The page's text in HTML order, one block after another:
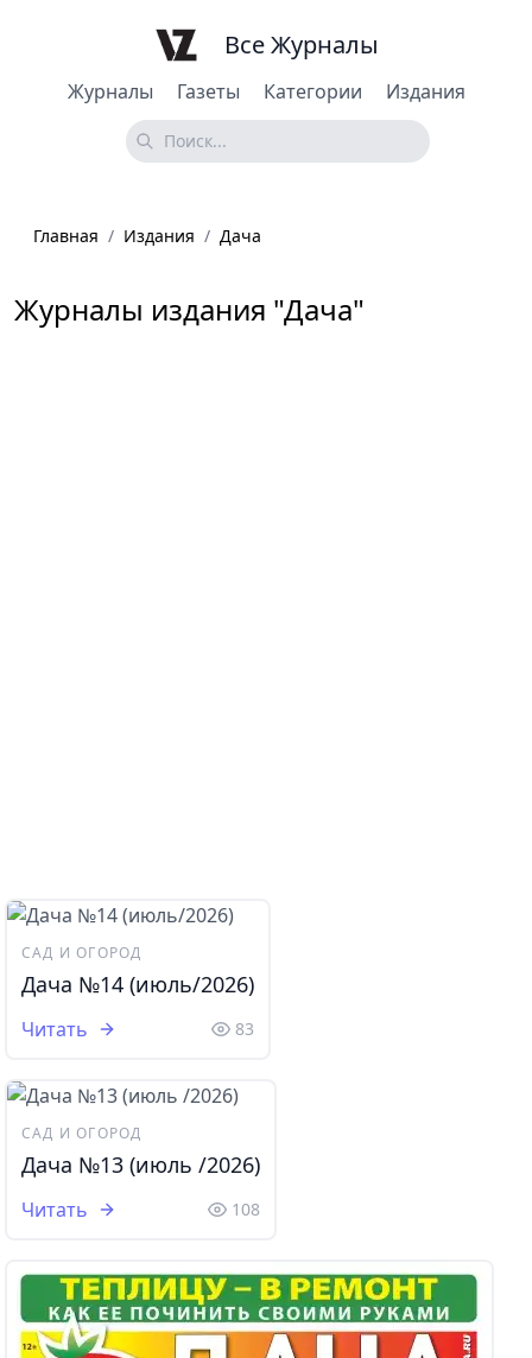
Журналы Газеты Категории Издания
Все Журналы
Главная / Издания / Дача
Журналы издания "Дача"
САД И ОГОРОД
Дача №14 (июль/2026)
Читать 83
САД И ОГОРОД
Дача №13 (июль /2026)
Читать 108